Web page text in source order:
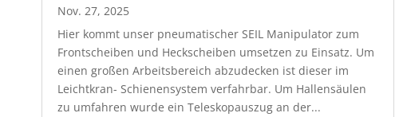
Nov. 27, 2025
Hier kommt unser pneumatischer SEIL Manipulator zum
Frontscheiben und Heckscheiben umsetzen zu Einsatz. Um
einen großen Arbeitsbereich abzudecken ist dieser im
Leichtkran- Schienensystem verfahrbar. Um Hallensäulen
zu umfahren wurde ein Teleskopauszug an der...